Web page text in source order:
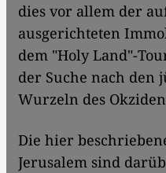
dies vor allem der
ausgerichteten
dem "Holy Land"-
der Suche nach den
Wurzeln des
Die hier
Jerusalem sind